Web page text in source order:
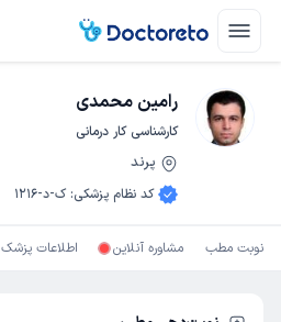
رامین محمدی
کارشناسی کار درمانی
پرند
کد نظام پزشکی: ک-د-1216
نوبت مطب مشاوره آنلاین اطلاعات پزشک